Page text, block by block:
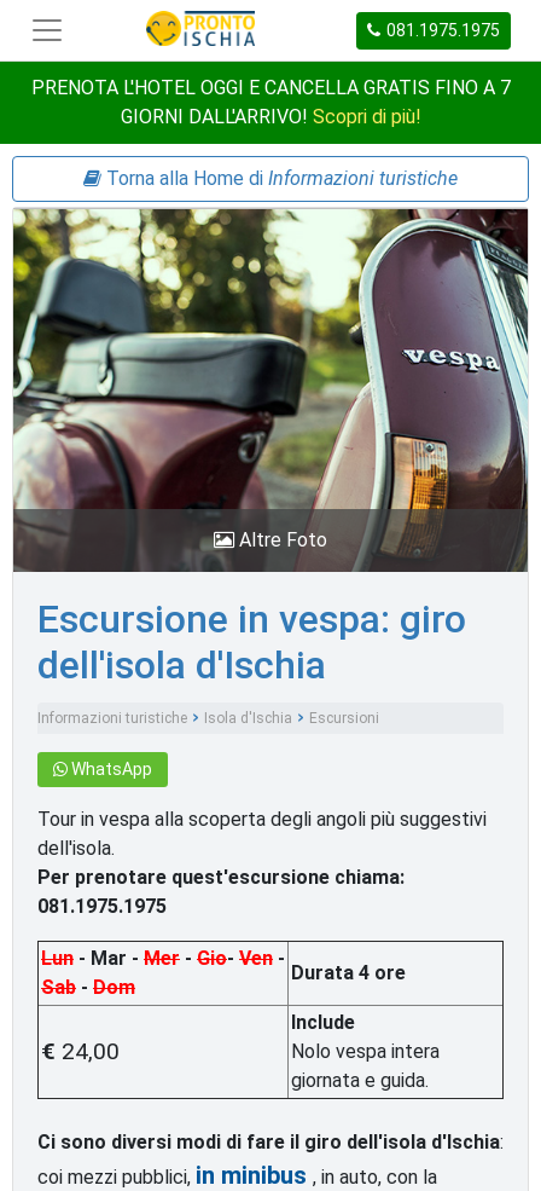
081.1975.1975
PRENOTA L'HOTEL OGGI E CANCELLA GRATIS FINO A 7
GIORNI DALL'ARRIVO! Scopri di più!
Torna alla Home di Informazioni turistiche
Altre Foto
Escursione in vespa: giro
dell'isola d'Ischia
Informazioni turistiche Isola d'Ischia Escursioni
WhatsApp
Tour in vespa alla scoperta degli angoli più suggestivi
dell'isola.
Per prenotare quest'escursione chiama:
081.1975.1975
Lun - Mar - Mer - Gio- Ven -
Sab - Dom
Durata 4 ore
€ 24,00
Include
Nolo vespa intera
giornata e guida.
Ci sono diversi modi di fare il giro dell'isola d'Ischia:
coi mezzi pubblici, in minibus , in auto, con la